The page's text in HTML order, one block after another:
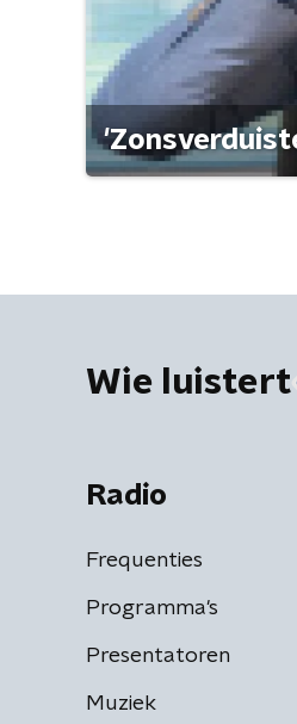
Wie luistert
Radio
Frequenties
Programma's
Presentatoren
Muziek